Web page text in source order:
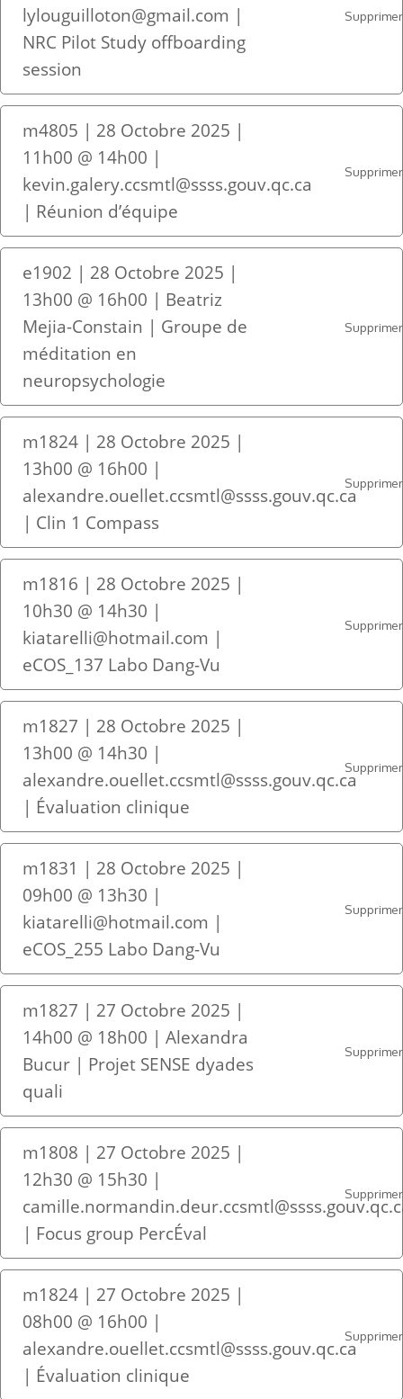
lylouguilloton@gmail.com |
NRC Pilot Study offboarding
session
Supprimer
m4805 | 28 Octobre 2025 |
11h00 @ 14h00 |
kevin.galery.ccsmtl@ssss.gouv.qc.ca
| Réunion d’équipe
Supprimer
e1902 | 28 Octobre 2025 |
13h00 @ 16h00 | Beatriz
Mejia-Constain | Groupe de
méditation en
neuropsychologie
Supprimer
m1824 | 28 Octobre 2025 |
13h00 @ 16h00 |
alexandre.ouellet.ccsmtl@ssss.gouv.qc.ca
| Clin 1 Compass
Supprimer
m1816 | 28 Octobre 2025 |
10h30 @ 14h30 |
kiatarelli@hotmail.com |
eCOS_137 Labo Dang-Vu
Supprimer
m1827 | 28 Octobre 2025 |
13h00 @ 14h30 |
alexandre.ouellet.ccsmtl@ssss.gouv.qc.ca
| Évaluation clinique
Supprimer
m1831 | 28 Octobre 2025 |
09h00 @ 13h30 |
kiatarelli@hotmail.com |
eCOS_255 Labo Dang-Vu
Supprimer
m1827 | 27 Octobre 2025 |
14h00 @ 18h00 | Alexandra
Bucur | Projet SENSE dyades
quali
Supprimer
m1808 | 27 Octobre 2025 |
12h30 @ 15h30 |
| Focus group PercÉval
Supprimer
m1824 | 27 Octobre 2025 |
08h00 @ 16h00 |
alexandre.ouellet.ccsmtl@ssss.gouv.qc.ca
| Évaluation clinique
Supprimer